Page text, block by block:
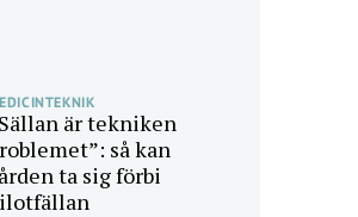
är tekniken
så kan
ta sig förbi